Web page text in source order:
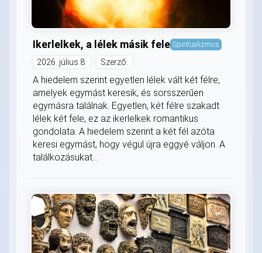
Ikerlelkek, a lélek másik fele Spiritualizmus
2026. július 8. Szerző:
A hiedelem szerint egyetlen lélek vált két félre,
amelyek egymást keresik, és sorsszerűen
egymásra találnak. Egyetlen, két félre szakadt
lélek két fele, ez az ikerlelkek romantikus
gondolata. A hiedelem szerint a két fél azóta
keresi egymást, hogy végül újra eggyé váljon. A
találkozásukat...